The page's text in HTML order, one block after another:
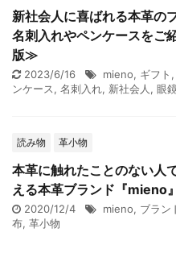
新社会人に喜ばれる本革の
名刺入れやペンケースをご
版≫
2023/6/16 mieno, ギフト ,
ンケース, 名刺入れ, 新社会人 , 眼
読み物 革小物
本革に触れたことのない人
える本革ブランド『mieno』
2020/12/4 mieno, ブラン
布, 革小物